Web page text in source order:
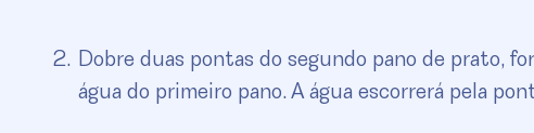
Dobre duas pontas do segundo pano de prato,
água do primeiro pano. A água escorrerá pela